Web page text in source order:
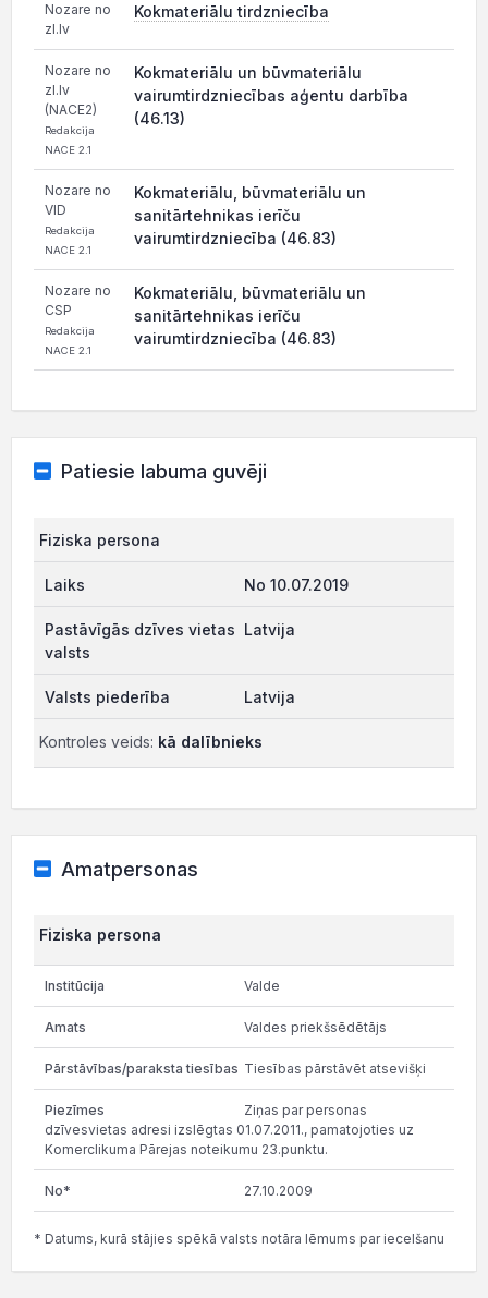
Nozare no
zl.lv
Kokmateriālu tirdzniecība
Nozare no
zl.lv
(NACE2)
Redakcija
NACE 2.1
Kokmateriālu un būvmateriālu
vairumtirdzniecības aģentu darbība
(46.13)
Nozare no
VID
Redakcija
NACE 2.1
Kokmateriālu, būvmateriālu un
sanitārtehnikas ierīču
vairumtirdzniecība (46.83)
Nozare no
CSP
Redakcija
NACE 2.1
Kokmateriālu, būvmateriālu un
sanitārtehnikas ierīču
vairumtirdzniecība (46.83)
Patiesie labuma guvēji
Fiziska persona
No 10.07.2019
Latvija
Latvija
Kontroles veids: kā dalībnieks
Amatpersonas
Fiziska persona
Valde
Valdes priekšsēdētājs
Tiesības pārstāvēt atsevišķi
Ziņas par personas
dzīvesvietas adresi izslēgtas 01.07.2011., pamatojoties uz
Komerclikuma Pārejas noteikumu 23.punktu.
27.10.2009
* Datums, kurā stājies spēkā valsts notāra lēmums par iecelšanu